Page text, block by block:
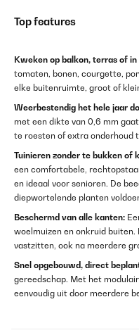
Top features
Kweken op balkon, terras of in
tomaten, bonen, courgette,
elke buitenruimte, groot of
Weerbestendig het hele jaar
met een dikte van 0,6 mm
te roesten of extra onderhoud
Tuinieren zonder te bukken of
een comfortabele,
en ideaal voor senioren. De
diepwortelende planten
Beschermd van alle kanten:
woelmuizen en onkruid
vastzitten, ook na meerdere
Snel opgebouwd, direct
gereedschap. Met het
eenvoudig uit door meerdere